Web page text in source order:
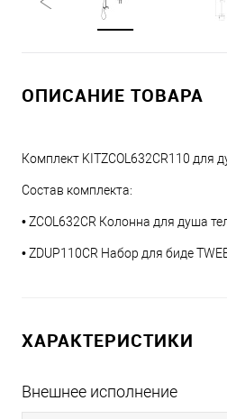
ОПИСАНИЕ ТОВАРА
Комплект KITZCOL632CR110 для
Состав комплекта:
• ZCOL632CR Колонна для душа
• ZDUP110CR Набор для биде
ХАРАКТЕРИСТИКИ
Внешнее исполнение